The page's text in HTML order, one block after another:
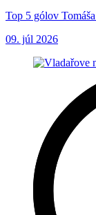
Top 5 gólov
09. júl 2026